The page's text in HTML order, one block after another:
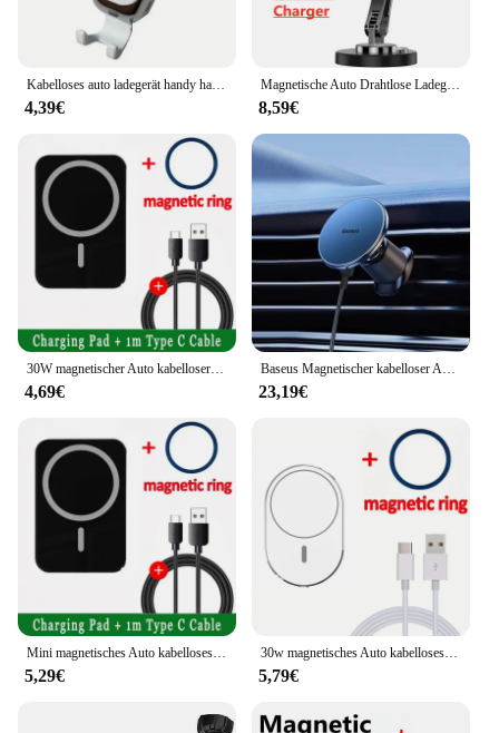
4,39€
Magnetische Auto Drahtlose Ladegerät Stehen Magnet Auto Halterung Schnelle Ladestation Telefon Halter Halterung Für iPhone 15 14 13 12 Pro max
8,59€
4,69€ 23,19€
5,29€
30w magnetisches Auto kabelloses Ladegerät für iPhone 15 14 13 12 Pro Max Auto ladegerät Stand Macsafe kabelloses Ladegerät Entlüftung Telefon Hodler
5,79€